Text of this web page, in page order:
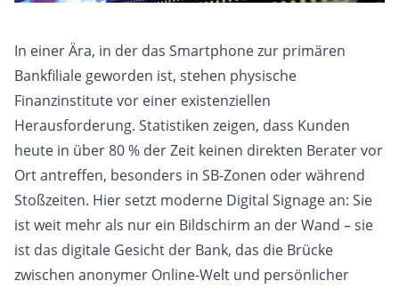
In einer Ära, in der das Smartphone zur primären
Bankfiliale geworden ist, stehen physische
Finanzinstitute vor einer existenziellen
Herausforderung. Statistiken zeigen, dass Kunden
heute in über 80 % der Zeit keinen direkten Berater vor
Ort antreffen, besonders in SB-Zonen oder während
Stoßzeiten. Hier setzt moderne Digital Signage an: Sie
ist weit mehr als nur ein Bildschirm an der Wand – sie
ist das digitale Gesicht der Bank, das die Brücke
zwischen anonymer Online-Welt und persönlicher